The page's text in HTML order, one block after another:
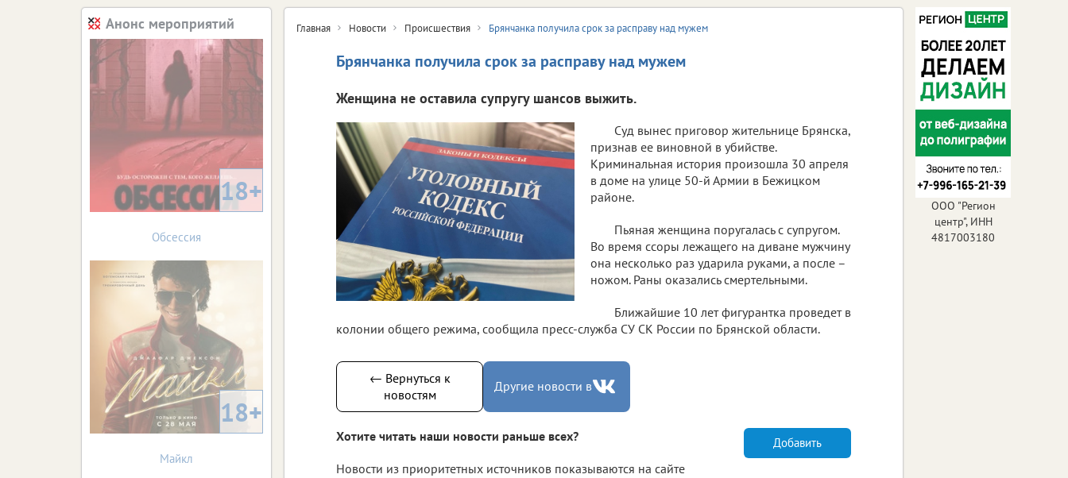
Главная Новости Происшествия Брянчанка получила срок за расправу над мужем
Брянчанка получила срок за расправу над мужем
Женщина не оставила супругу шансов выжить.
Суд вынес приговор жительнице Брянска,
признав ее виновной в убийстве.
Криминальная история произошла 30 апреля
в доме на улице 50-й Армии в Бежицком
районе.
Пьяная женщина поругалась с супругом.
Во время ссоры лежащего на диване мужчину
она несколько раз ударила руками, а после –
ножом. Раны оказались смертельными.
Ближайшие 10 лет фигурантка проведет в
колонии общего режима, сообщила пресс-служба СУ СК России по Брянской области.
← Вернуться к
новостям
Другие новости в
Хотите читать наши новости раньше всех?
Новости из приоритетных источников показываются на сайте
Добавить
Анонс мероприятий
18+
Обсессия
18+
Майкл
ООО "Регион
центр", ИНН
4817003180